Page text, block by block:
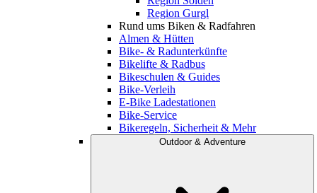
Region Gurgl
Rund ums Biken & Radfahren
Almen & Hütten
Bike- & Radunterkünfte
Bikelifte & Radbus
Bikeschulen & Guides
Bike-Verleih
E-Bike Ladestationen
Bike-Service
Bikeregeln, Sicherheit & Mehr
Outdoor & Adventure